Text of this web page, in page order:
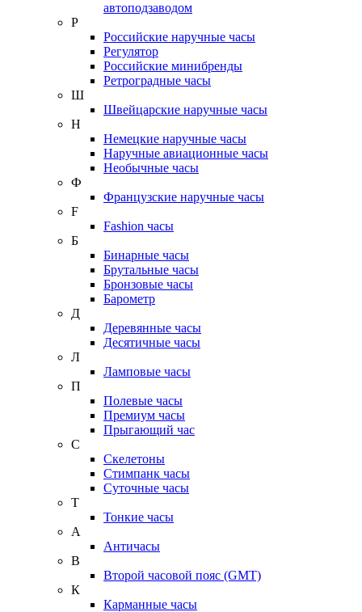
автоподзаводом
Р
Российские наручные часы
Регулятор
Российские минибренды
Ретроградные часы
Ш
Швейцарские наручные часы
Н
Немецкие наручные часы
Наручные авиационные часы
Необычные часы
Ф
Французские наручные часы
F
Fashion часы
Б
Бинарные часы
Брутальные часы
Бронзовые часы
Барометр
Д
Деревянные часы
Десятичные часы
Л
Ламповые часы
П
Полевые часы
Премиум часы
Прыгающий час
С
Скелетоны
Стимпанк часы
Суточные часы
Т
Тонкие часы
А
Античасы
В
Второй часовой пояс (GMT)
К
Карманные часы